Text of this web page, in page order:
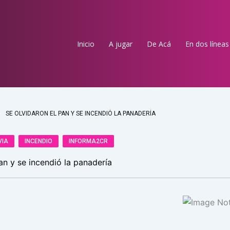
Inicio A jugar De Acá En dos líneas
SE OLVIDARON EL PAN Y SE INCENDIÓ LA PANADERÍA
INCENDIO INFORMA2CR
y se incendió la panadería